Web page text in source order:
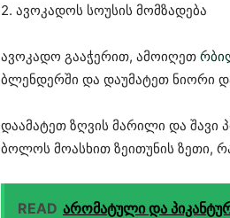
2. ავოკადოს სოუსის მომზადება
ავოკადო გააჭერით, ამოიღეთ
ბლენდერში და დაუმატეთ ნიორი
დაამატეთ ზღვის მარილი და შავი
ბოლოს მოასხით ზეითუნის ზეთი,
READ არომატული და